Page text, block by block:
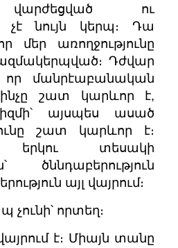
վարժեցված ու
չէ նույն կերպ։ Դա
մեր առողջությունը
Դժվար
որ մանրէաբանական
ինչը շատ կարևոր է,
այսպես ասած
շատ կարևոր է։
տեսակի
ծննդաբերություն
այլ վայրում։
չունի՝ որտեղ։
է։ Միայն տանը